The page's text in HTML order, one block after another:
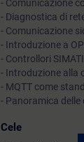
- Comunicazione
- Diagnostica di
- Comunicazione
- Introduzione a
- Controllori
- Introduzione alla
- MQTT come
- Panoramica delle
Cele